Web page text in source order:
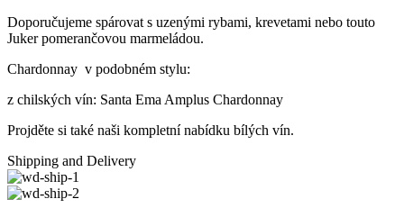
Doporučujeme spárovat s uzenými rybami, krevetami nebo touto
Juker pomerančovou marmeládou.
Chardonnay v podobném stylu:
z chilských vín: Santa Ema Amplus Chardonnay
Projděte si také naši kompletní nabídku bílých vín.
Shipping and Delivery